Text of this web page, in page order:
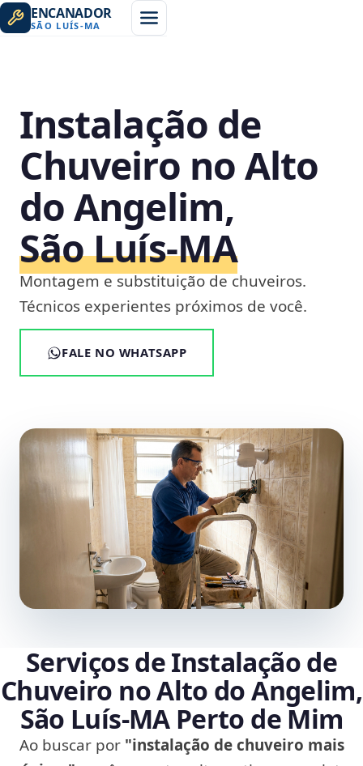
ENCANADOR
SÃO LUÍS-MA
Instalação de
Chuveiro no Alto
do Angelim,
São Luís‑MA
Montagem e substituição de chuveiros.
Técnicos experientes próximos de você.
FALE NO WHATSAPP
Serviços de Instalação de
Chuveiro no Alto do Angelim,
São Luís‑MA Perto de Mim
Ao buscar por "instalação de chuveiro mais